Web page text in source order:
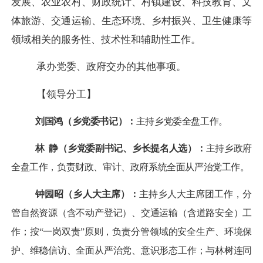
体旅游、交通运输、生态环境、乡村振兴、卫生健康等
领域相关的服务性、技术性和辅助性工作。
承办党委、政府交办的其他事项。
【领导分工】
刘国鸿 （乡党委书记）： 主持乡党委全盘工作。
林 静（乡党委副书记、乡长提名人选）： 主持乡政府
全盘工作，负责财政、审计、政府系统全面从严治党工作。
钟园昭 （乡人大主席）： 主持乡人大主席团工作，分
管自然资源（含不动产登记）、交通运输 （含道路安全） 工
作； 按“一岗双责”原则，负责分管领域的安全生产、环境保
护、维稳信访、全面从严治党 、意识形态工作；与林树连同